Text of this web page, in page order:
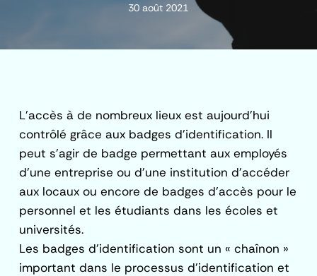
30 août 2021
L’accès à de nombreux lieux est aujourd’hui
contrôlé grâce aux badges d’identification. Il
peut s’agir de badge permettant aux employés
d’une entreprise ou d’une institution d’accéder
aux locaux ou encore de badges d’accès pour le
personnel et les étudiants dans les écoles et
universités.
Les badges d’identification sont un « chaînon »
important dans le processus d’identification et